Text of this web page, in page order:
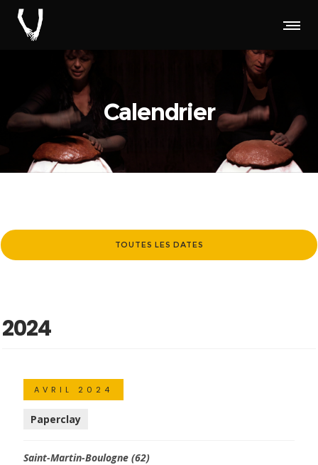
Calendrier
TOUTES LES DATES
2024
AVRIL 2024
Paperclay
Saint-Martin-Boulogne (62)